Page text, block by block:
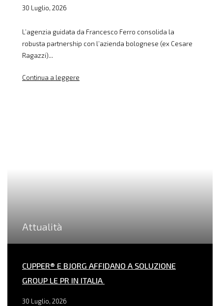
30 Luglio, 2026
L’agenzia guidata da Francesco Ferro consolida la
robusta partnership con l’azienda bolognese (ex Cesare
Ragazzi)...
Continua a leggere
Attualità
CUPPER® E BJORG AFFIDANO A SOLUZIONE
GROUP LE PR IN ITALIA
30 Luglio, 2026